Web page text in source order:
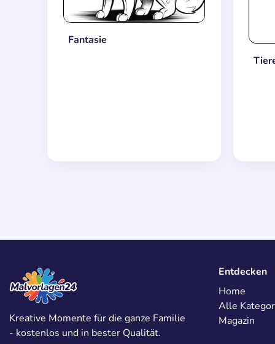
Fantasie
Kreative Momente für die ganze Familie
- kostenlos und in bester Qualität.
Entdecken
Home
Alle
Magazin